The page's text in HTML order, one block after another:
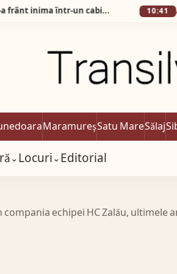
„Pot să vă iau banii, dar nu vă ajută…” Lecția care mi-a frânt inima într-un cabinet optic din Alba Iulia! 10:41 ALBA
MaramureșSatu MareSălaj
⌄Locuri⌄Editorial
compania echipei HC Zalău,